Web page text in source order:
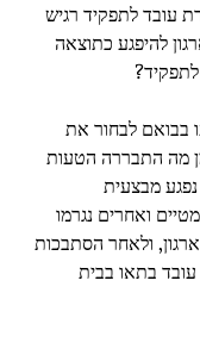
עובד לתפקיד רגיש
להיפגע כתוצאה
בבואם לבחור את
מה התבררה הטעות
מבצעית
ואחרים נגרמו
ולאחר הסתבכות
בתאו בבית